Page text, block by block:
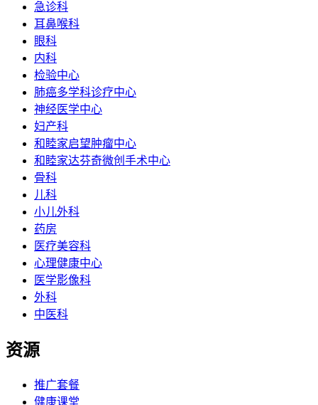
急诊科
耳鼻喉科
眼科
内科
检验中心
肺癌多学科诊疗中心
神经医学中心
妇产科
和睦家启望肿瘤中心
和睦家达芬奇微创手术中心
骨科
儿科
小儿外科
药房
医疗美容科
心理健康中心
医学影像科
外科
中医科
资源
推广套餐
健康课堂